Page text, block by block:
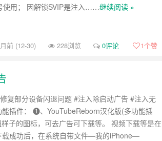
使用； 因解锁SVIP是注入……继续阅读 »
前 (12-30) 228浏览 0评论 1个赞
复部分设备闪退问题 #注入除启动广告 #注入无
插件： ❶、YouTubeReborn汉化版(多功能插
子的图标，可去广告可下载等。 视频下载等是在
载成功后，在系统自带文件—我的iPhone—